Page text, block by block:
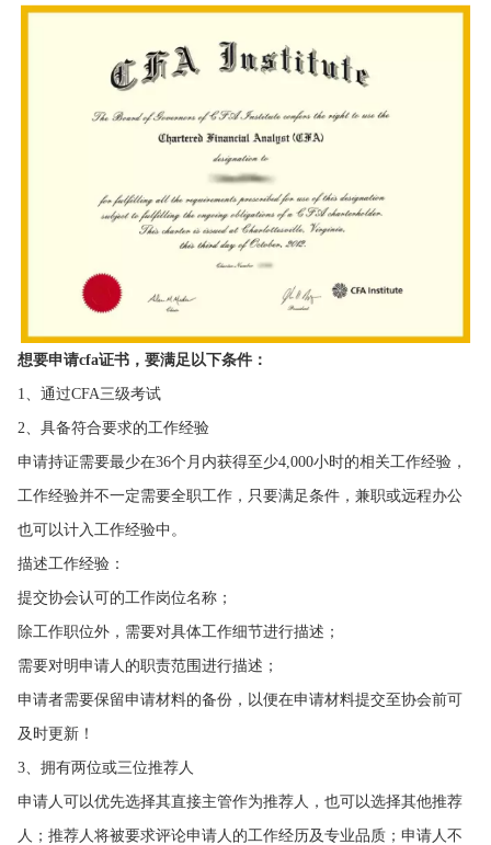
想要申请cfa证书，要满足以下条件：
1、通过CFA三级考试
2、具备符合要求的工作经验
申请持证需要最少在36个月内获得至少4,000小时的相关工作经验，
工作经验并不一定需要全职工作，只要满足条件，兼职或远程办公
也可以计入工作经验中。
描述工作经验：
提交协会认可的工作岗位名称；
除工作职位外，需要对具体工作细节进行描述；
需要对明申请人的职责范围进行描述；
申请者需要保留申请材料的备份，以便在申请材料提交至协会前可
及时更新！
3、拥有两位或三位推荐人
申请人可以优先选择其直接主管作为推荐人，也可以选择其他推荐
人；推荐人将被要求评论申请人的工作经历及专业品质；申请人不